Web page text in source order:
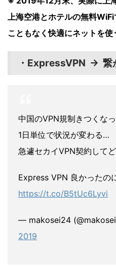
上海空港とホテルの無料
こともなく快適にネットを使
・ExpressVPN → 繋
中国のVPN規制きつくなっ
1日単位で状況が変わる…
急遽セカイVPN契約して
Express VPN 良かったの
https://t.co/B5tUc6Lyvi
— makosei24
2019